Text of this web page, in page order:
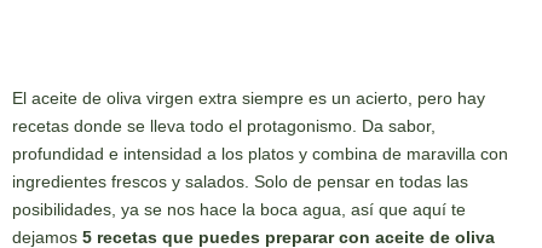
El aceite de oliva virgen extra siempre es un acierto, pero hay
recetas donde se lleva todo el protagonismo. Da sabor,
profundidad e intensidad a los platos y combina de maravilla con
ingredientes frescos y salados. Solo de pensar en todas las
posibilidades, ya se nos hace la boca agua, así que aquí te
dejamos 5 recetas que puedes preparar con aceite de oliva